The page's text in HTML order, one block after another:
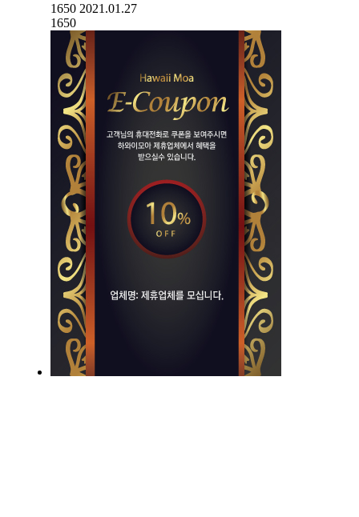
1650 2021.01.27
1650